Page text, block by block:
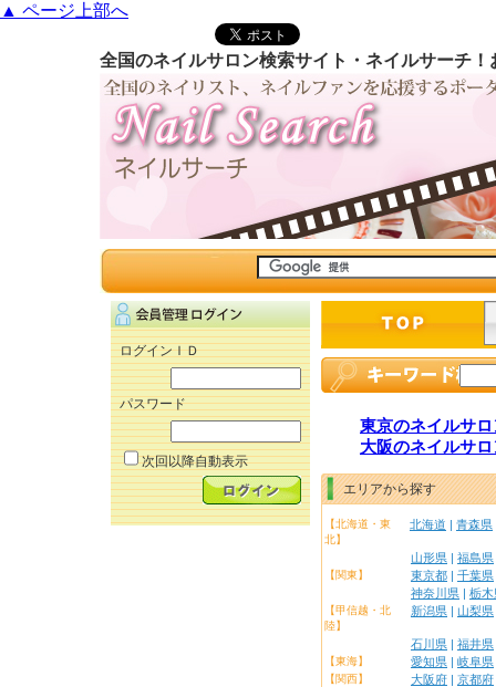
▲ ページ上部へ
全国のネイルサロン検索サイト・ネイルサーチ
ログインＩＤ
パスワード
次回以降自動表示
東京のネイルサ
大阪のネイルサ
エリアから探す
【北海道・東
北】
北海道 | 青森県
山形県 | 福島県
【関東】 東京都 | 千葉県
神奈川県 | 栃木
【甲信越・北
陸】
新潟県 | 山梨県
石川県 | 福井県
【東海】 愛知県 | 岐阜県
【関西】 大阪府 | 京都府